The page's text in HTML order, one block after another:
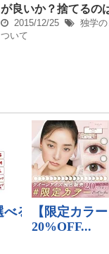
が良いか？捨てるの
2015/12/25 独学
ついて